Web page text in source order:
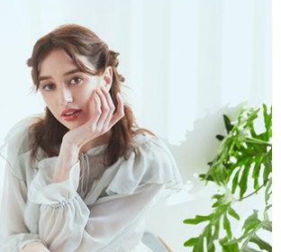
帳單，「大哥付你分期」於每月結算日後寄送繳費提
單後，可選擇「超商條碼／台灣大直營門市／銀行轉
MONEY」等通路繳費。
哥大股份有限公司」（以下簡稱本公司）所提供，讓
本服務購買商品或服務，並由商店將買賣／分期付款
司後，依約使用本公司帳單繳交帳款。
大哥付你分期」之契約關係目的，商店將以您的個人
或地址）提供予台灣大哥大進項蒐集、處理及利用，
分期帳單所需資料之確認、核對及更正。
請詳閱以下連結：
https://oppay.tw/userRule
／服務後，再付款。
結帳流程】
AFTEE先享後付」後，將跳轉至「AFTEE先享後付」
證並確認金額後，即可完成結帳。
您將收到繳費通知簡訊。
後14天內，點擊此簡訊中的連結，可透過四大超商／
元方式進行付款，方視為交易完成。
成當下不需立刻繳費，但若您需要取消訂單，請聯絡
商家同意取消之訂單仍視為有效，需透過AFTEE先享
AFTEE先享後付 」之結帳頁面顯示為準，若有關於
需取消欲退款等相關疑問，請聯繫「AFTEE先享後付
netprotections.freshdesk.com/support/home
含以上)免運費
含以上)免運費
含以上)免運費
含以上)免運費